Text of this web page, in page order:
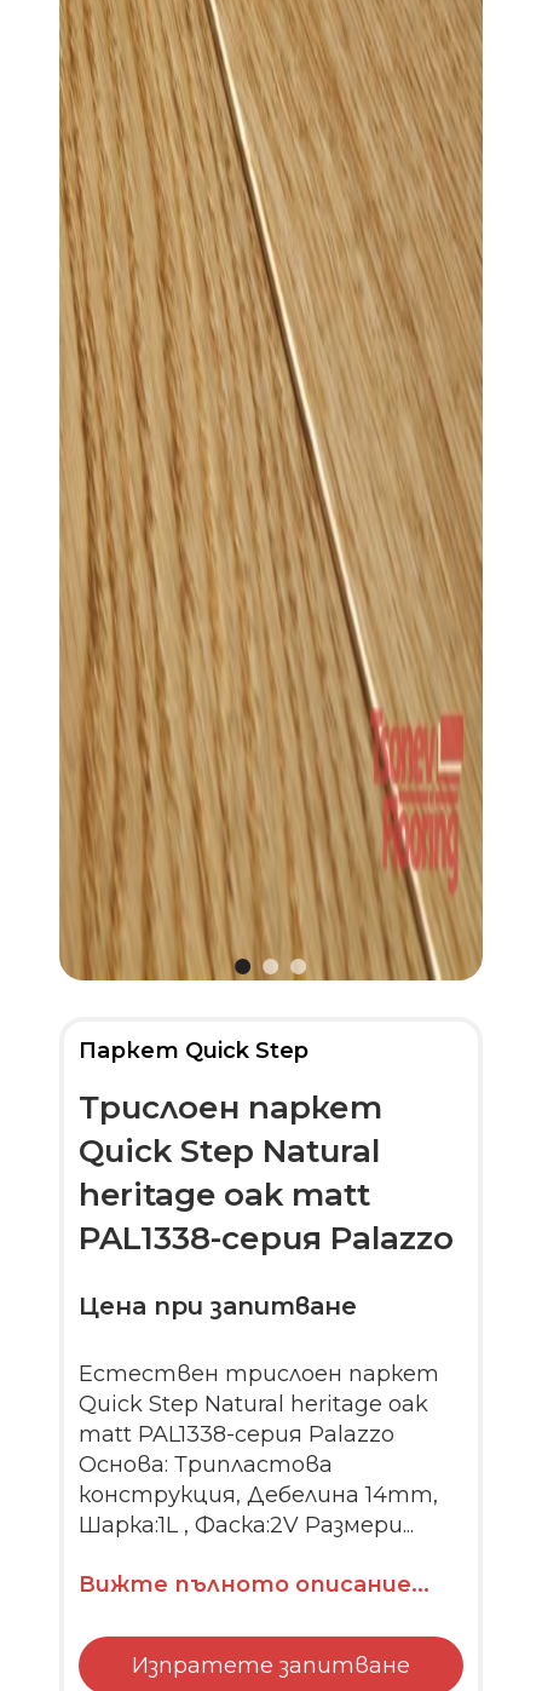
Паркет Quick Step
Трислоен паркет
Quick Step Natural
heritage oak matt
PAL1338-серия Palazzo
Цена при запитване
Естествен трислоен паркет
Quick Step Natural heritage oak
matt PAL1338-серия Palazzo
Основа: Трипластова
конструкция, Дебелина 14mm,
Шарка:1L , Фаска:2V Размери...
Вижте пълното описание...
Изпратете запитване